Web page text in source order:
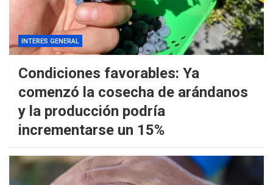
INTERES GENERAL
Condiciones favorables: Ya
comenzó la cosecha de arándanos
y la producción podría
incrementarse un 15%